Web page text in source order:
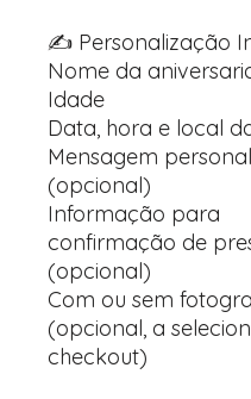
✍️ Personalização
Nome da
Idade
Data, hora e local
Mensagem
(opcional)
Informação para
confirmação de
(opcional)
Com ou sem
(opcional, a
checkout)